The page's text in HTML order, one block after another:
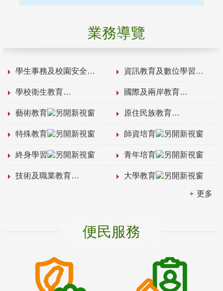
業務導覽
學生事務及校園安全 資訊教育及數位學習
學校衛生教育 國際及兩岸教育
藝術教育 原住民族教育
特殊教育 師資培育
終身學習 青年培育
技術及職業教育 大學教育
更多
便民服務